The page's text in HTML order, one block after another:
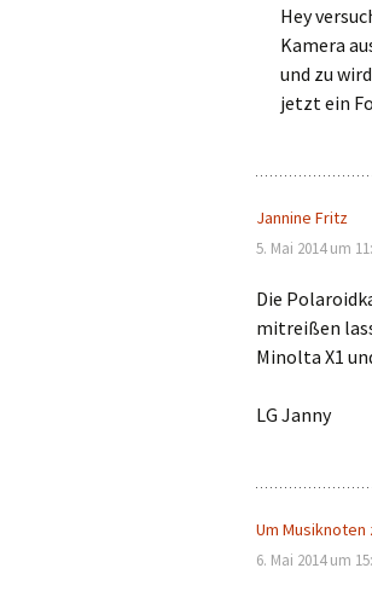
Hey
Kamera
und zu
jetzt ein
Jannine Fritz
5. Mai 2014 um
Die
mitreißen
Minolta X1
LG Janny
Um Musiknoten
6. Mai 2014 um